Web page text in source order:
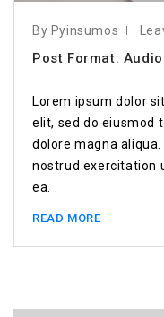
By Pyinsumos
Post Format:
Lorem ipsum dolor
elit, sed do eiusmod
dolore magna
nostrud exercitation
ea.
READ MORE